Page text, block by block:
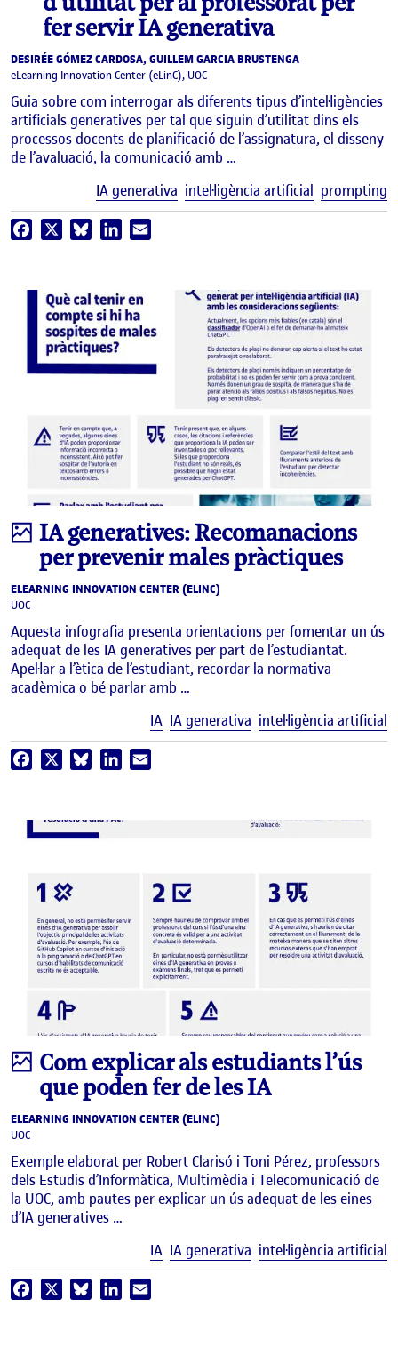
fer servir IA generativa
DESIRÉE GÓMEZ CARDOSA, GUILLEM GARCIA BRUSTENGA
eLearning Innovation Center (eLinC), UOC
Guia sobre com interrogar als diferents tipus d’intel·ligències
artificials generatives per tal que siguin d’utilitat dins els
processos docents de planificació de l’assignatura, el disseny
de l’avaluació, la comunicació amb …
IA generativa intel·ligència artificial prompting
Facebook BlueskyLinkedIn
Infografia
IA generatives: Recomanacions
per prevenir males pràctiques
ELEARNING INNOVATION CENTER (ELINC)
UOC
Aquesta infografia presenta orientacions per fomentar un ús
adequat de les IA generatives per part de l’estudiantat.
Apel·lar a l’ètica de l’estudiant, recordar la normativa
acadèmica o bé parlar amb …
IA IA generativa intel·ligència artificial
Facebook BlueskyLinkedIn
Infografia
Com explicar als estudiants l’ús
que poden fer de les IA
ELEARNING INNOVATION CENTER (ELINC)
UOC
Exemple elaborat per Robert Clarisó i Toni Pérez, professors
dels Estudis d’Informàtica, Multimèdia i Telecomunicació de
la UOC, amb pautes per explicar un ús adequat de les eines
d’IA generatives …
IA IA generativa intel·ligència artificial
Facebook BlueskyLinkedIn